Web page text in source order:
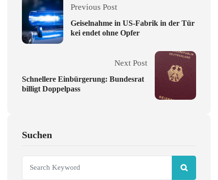
Previous Post
Geiselnahme in US-Fabrik in der Tür
kei endet ohne Opfer
Next Post
Schnellere Einbürgerung: Bundesrat
billigt Doppelpass
Suchen